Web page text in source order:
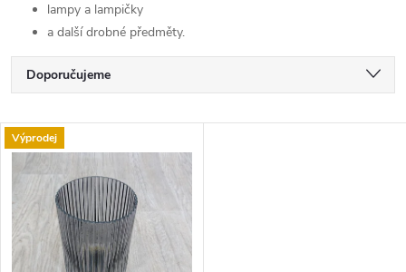
lampy a lampičky
a další drobné předměty.
Ř
a
z
e
n
Doporučujeme
Nejdražší
Nejprodávanější
Abecedně
V
ý
p
Výprodej